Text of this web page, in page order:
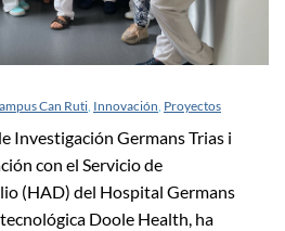
Can Ruti, Innovación, Proyectos
Investigación Germans Trias i
con el Servicio de
(HAD) del Hospital Germans
Doole Health, ha